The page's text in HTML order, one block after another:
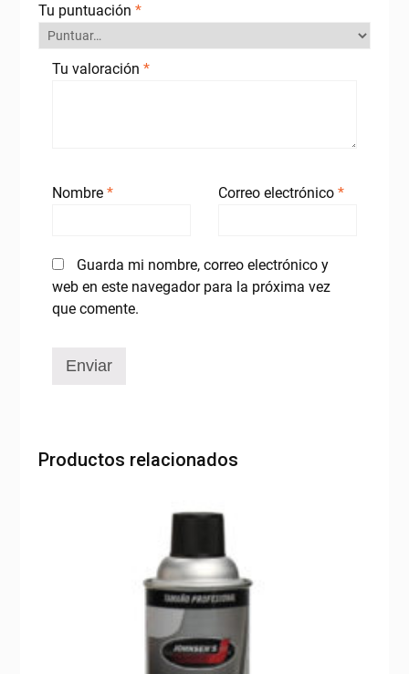
Tu puntuación *
Tu valoración *
Nombre * Correo electrónico *
Guarda mi nombre, correo electrónico y
web en este navegador para la próxima vez
que comente.
Productos relacionados